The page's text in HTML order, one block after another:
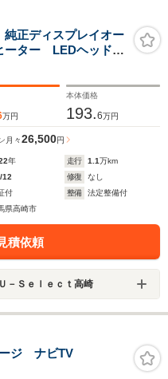
正ディスプレイオー
ター LEDヘッドラ
ブクルーズコント
キングセンサー
万円
本体価格
193.6万円
月々26,500円
年 走行 1.1万km
12 修復
なし
付 整備
法定整備付
県高崎市
積依頼
Ｓｅｌｅｃｔ高崎
ジ ナビTV